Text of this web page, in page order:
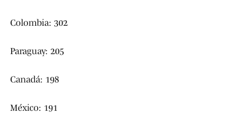
Colombia: 302
Paraguay: 205
Canadá: 198
México: 191